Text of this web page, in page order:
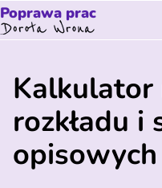
Poprawa prac
Kalkulator
rozkładu i
opisowych